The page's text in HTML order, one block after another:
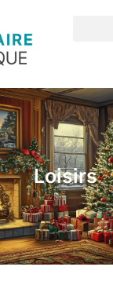
Loisirs